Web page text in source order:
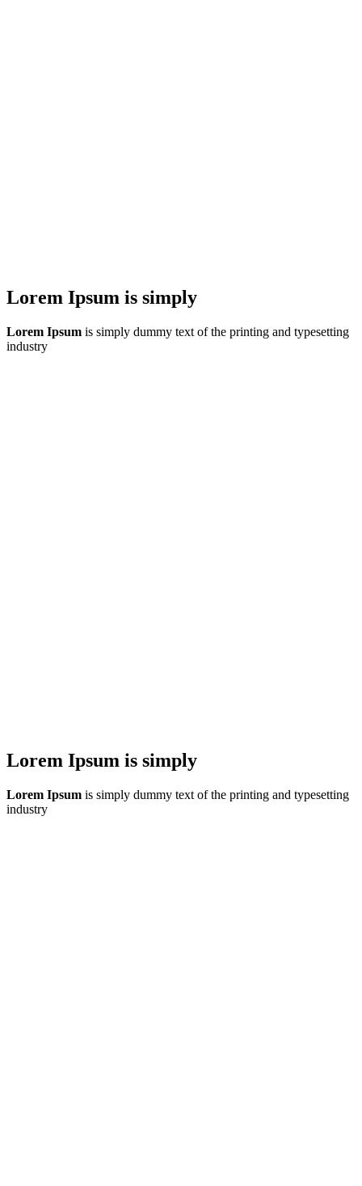
Lorem Ipsum is simply
Lorem Ipsum is simply dummy text of the printing and typesetting
industry
Lorem Ipsum is simply
Lorem Ipsum is simply dummy text of the printing and typesetting
industry